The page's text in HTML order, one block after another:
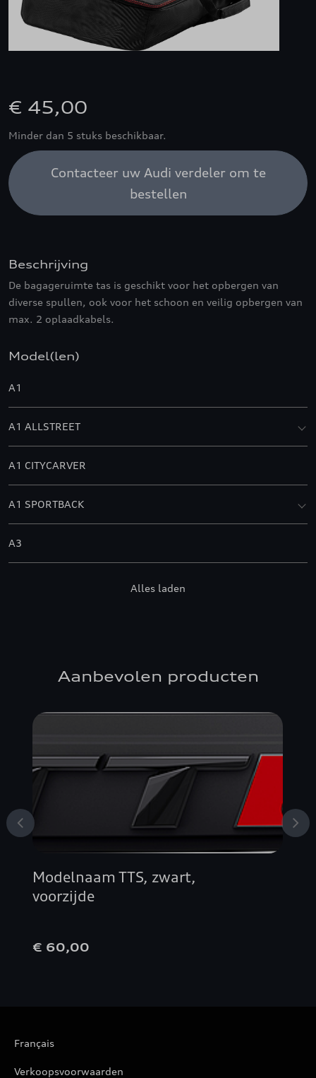
€ 45,00
Minder dan 5 stuks beschikbaar.
Contacteer uw Audi verdeler om te
bestellen
Beschrijving
De bagageruimte tas is geschikt voor het opbergen van
diverse spullen, ook voor het schoon en veilig opbergen van
max. 2 oplaadkabels.
Model(len)
A1
A1 ALLSTREET
A1 CITYCARVER
A1 SPORTBACK
A3
A4 AVANT
A4 BERLINE
A5 BERLINE
A6 ALLROAD QUATTRO
Alles laden
Aanbevolen producten
Modelnaam TTS, zwart,
voorzijde
€ 60,00
Français
Verkoopsvoorwaarden